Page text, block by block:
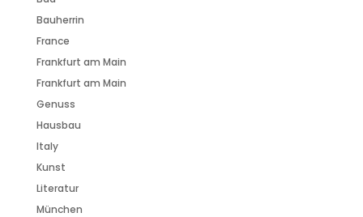
Bauherrin
France
Frankfurt am Main
Frankfurt am Main
Genuss
Hausbau
Italy
Kunst
Literatur
München